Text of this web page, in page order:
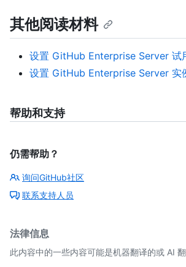
其他阅读材料
设置 GitHub Enterprise Server 试
设置 GitHub Enterprise Server 实
帮助和支持
仍需帮助？
询问GitHub社区
联系支持人员
法律信息
此内容中的一些内容可能是机器翻译的或 AI 翻